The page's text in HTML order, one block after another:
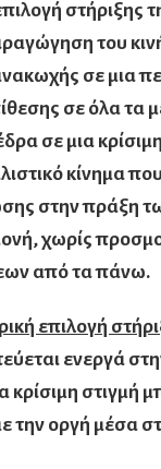
στήριξης
του
σε μια
σε όλα τα
σε μια
κίνημα
στην πράξη
χωρίς
από τα πάνω.
επιλογή
ενεργά
κρίσιμη στιγμή
την οργή μέσα